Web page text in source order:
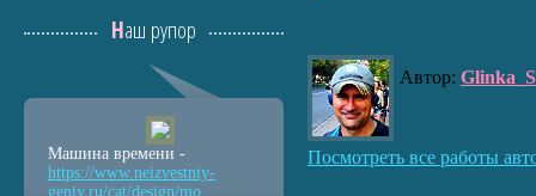
pause
Автор: Glinka_S
Посмотреть все работы
Наш рупор
Машина времени -
https://www.neizvestniy-
geniy.ru/cat/design/mo